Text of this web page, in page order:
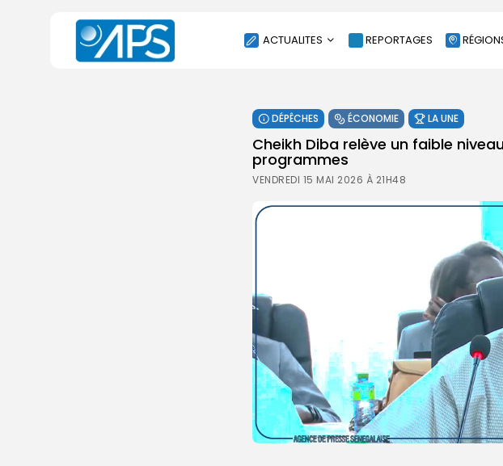
ACTUALITES
SOCIÉTÉ
ÉCONOMIE
CULTURE
SANTE
REPORTAGES
DÉPÊCHES ÉCONOMIE LA UNE
Cheikh Diba relève un faible
programmes
VENDREDI 15 MAI 2026 À 21H48